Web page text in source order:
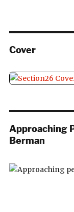
Cover
Approaching
Berman